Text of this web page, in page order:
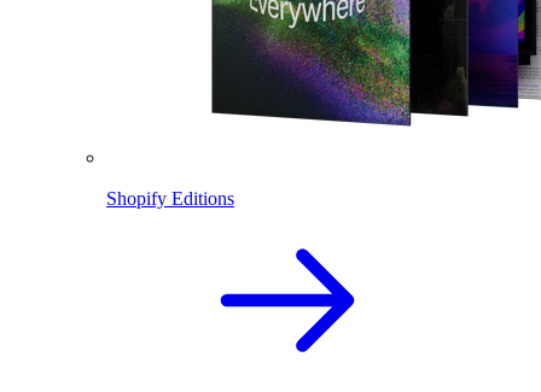
Shopify Editions